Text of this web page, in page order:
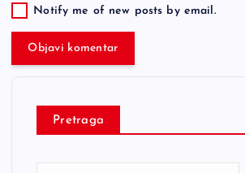
Notify me of new posts by email.
Pretraga